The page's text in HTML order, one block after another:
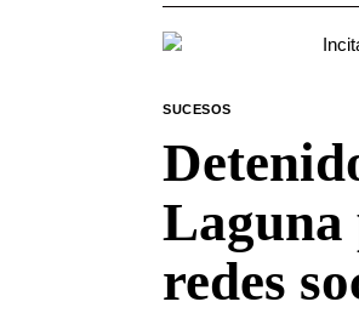
SUCESOS
Laguna
redes